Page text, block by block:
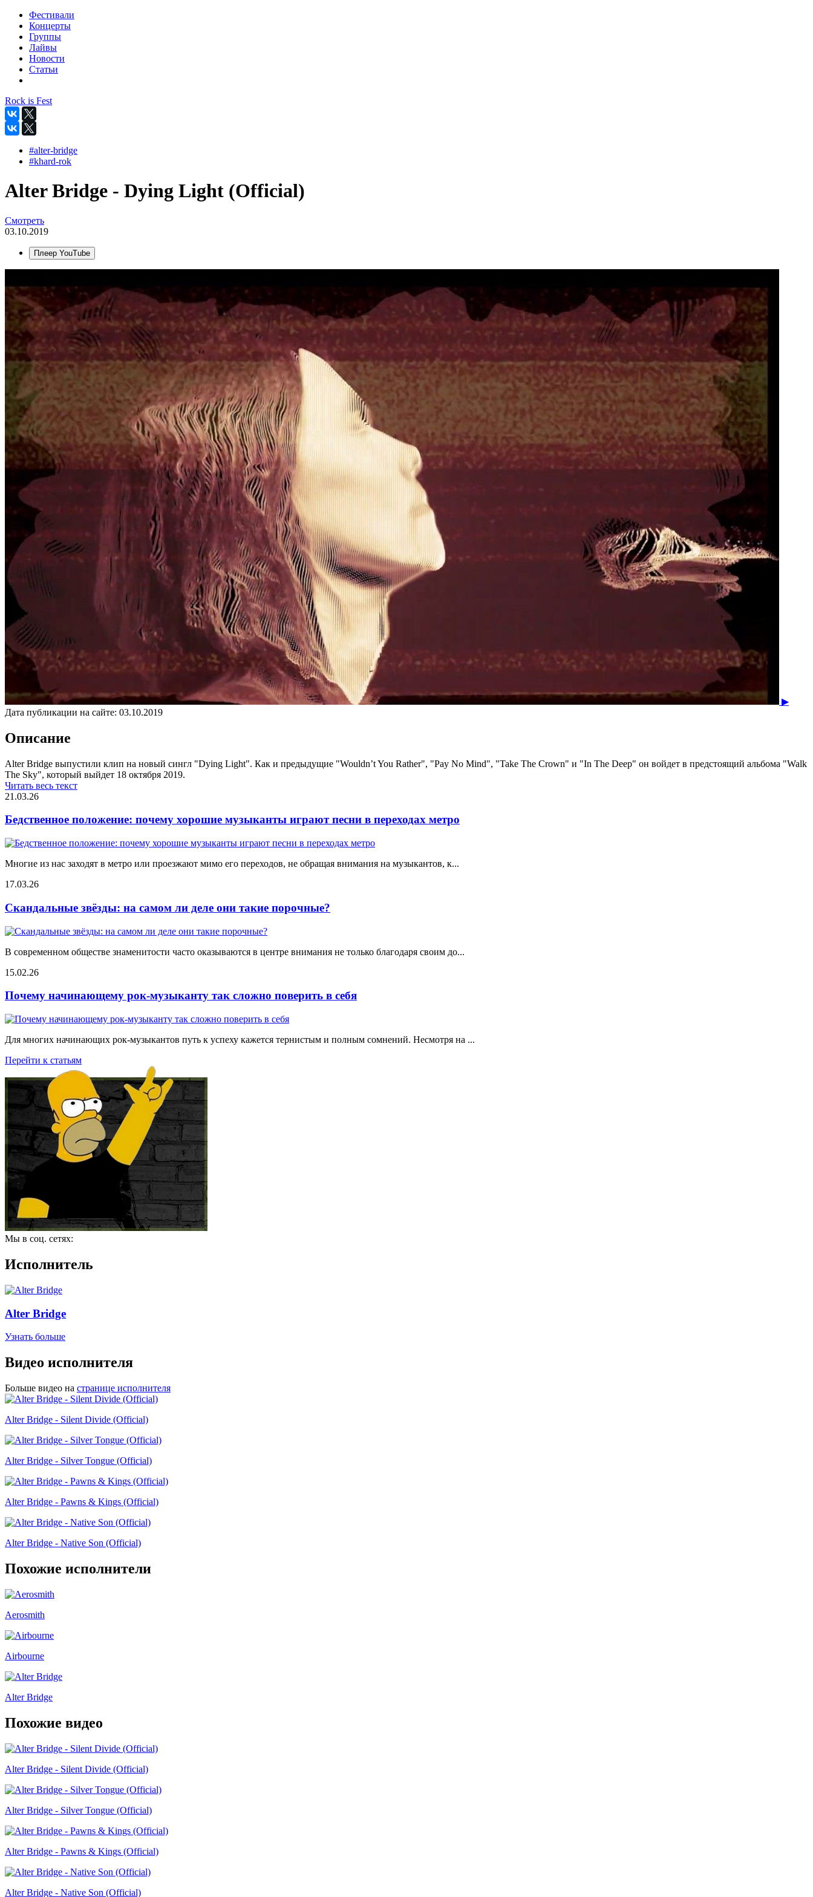
Фестивали
Концерты
Группы
Лайвы
Новости
Статьи
Rock is Fest
#alter-bridge
#khard-rok
Alter Bridge - Dying Light (Official)
Смотреть
03.10.2019
Плеер YouTube
▶
Дата публикации на сайте: 03.10.2019
Описание
Alter Bridge выпустили клип на новый сингл "Dying Light". Как и предыдущие "Wouldn’t You Rather", "Pay No Mind", "Take The Crown" и "In The Deep" он войдет в предстоящий альбома "Walk
The Sky", который выйдет 18 октября 2019.
Читать весь текст
21.03.26
Бедственное положение: почему хорошие музыканты играют песни в переходах метро
Многие из нас заходят в метро или проезжают мимо его переходов, не обращая внимания на музыкантов, к...
17.03.26
Скандальные звёзды: на самом ли деле они такие порочные?
В современном обществе знаменитости часто оказываются в центре внимания не только благодаря своим до...
15.02.26
Почему начинающему рок-музыканту так сложно поверить в себя
Для многих начинающих рок-музыкантов путь к успеху кажется тернистым и полным сомнений. Несмотря на ...
Перейти к статьям
Мы в соц. сетях:
Исполнитель
Alter Bridge
Узнать больше
Видео исполнителя
Больше видео на странице исполнителя
Alter Bridge - Silent Divide (Official)
Alter Bridge - Silver Tongue (Official)
Alter Bridge - Pawns & Kings (Official)
Alter Bridge - Native Son (Official)
Похожие исполнители
Aerosmith
Airbourne
Alter Bridge
Похожие видео
Alter Bridge - Silent Divide (Official)
Alter Bridge - Silver Tongue (Official)
Alter Bridge - Pawns & Kings (Official)
Alter Bridge - Native Son (Official)